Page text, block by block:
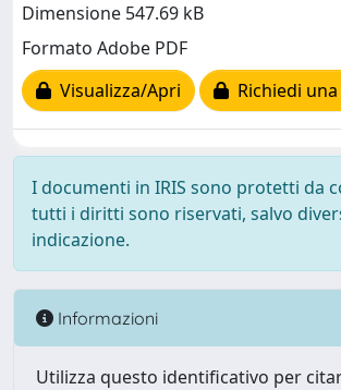
Dimensione 547.69 kB
Formato Adobe PDF
Visualizza/Apri
Richiedi
I documenti in IRIS sono protetti da
tutti i diritti sono riservati, salvo
indicazione.
Informazioni
Utilizza questo identificativo per